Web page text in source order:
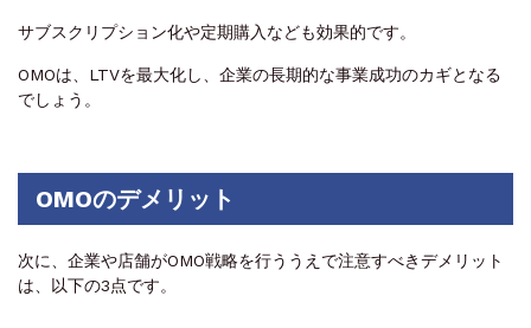
サブスクリプション化や定期購入なども効果的です。
OMOは、LTVを最大化し、企業の長期的な事業成功のカギとなる
でしょう。
OMOのデメリット
次に、企業や店舗がOMO戦略を行ううえで注意すべきデメリット
は、以下の3点です。